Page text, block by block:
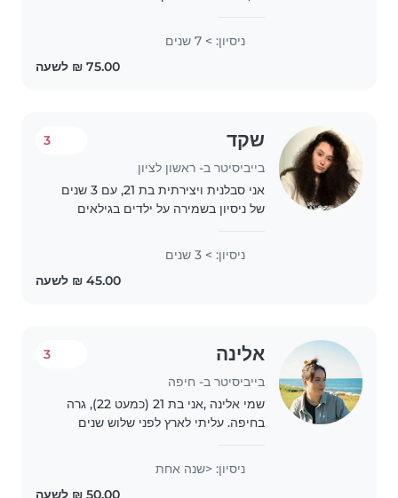
מטפלת בגובה העיניים, מסורה אחראית..
ניסיון: > 7 שנים
שקד
בייביסיטר ב- ראשון לציון
3
אני סבלנית ויצירתית בת 21, עם 3 שנים
של ניסיון בשמירה על ילדים בגילאים
לעזור בשיעורי בית, לשחק משחקים,
ניסיון: > 3 שנים
אלינה
בייביסיטר ב- חיפה
3
שמי אלינה ,אני בת 21 (כמעט 22), גרה
בחיפה. עליתי לארץ לפני שלוש שנים
אני אוהבת ילדים, אחראית מאוד,
ניסיון: <שנה אחת